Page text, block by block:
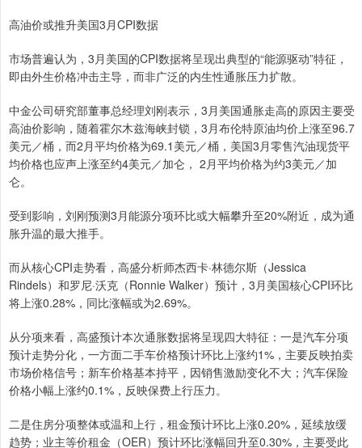
高油价或推升美国3月CPI数据
市场普遍认为，3月美国的CPI数据将呈现出典型的“能源驱动”特征，
即由外生价格冲击主导，而非广泛的内生性通胀压力扩散。
中金公司研究部董事总经理刘刚表示，3月美国通胀走高的原因主要受
高油价影响，随着霍尔木兹海峡封锁，3月布伦特原油均价上涨至96.7
美元／桶，而2月平均价格为69.1美元／桶，美国3月零售汽油现货平
均价格也应声上涨至约4美元／加仑， 2月平均价格为约3美元／加
仑。
受到影响，刘刚预测3月能源分项环比或大幅攀升至20%附近，成为通
胀升温的最大推手。
而从核心CPI走势看，高盛分析师杰西卡·林德尔斯（Jessica
Rindels）和罗尼·沃克（Ronnie Walker）预计，3月美国核心CPI环比
将上涨0.28%，同比涨幅或为2.69%。
从分项来看，高盛预计本次通胀数据将呈现四大特征：一是汽车分项
预计走势分化，一方面二手车价格预计环比上涨约1%，主要反映拍卖
市场价格信号；新车价格基本持平，因销售激励变化不大；汽车保险
价格小幅上涨约0.1%，反映保费上行压力。
二是住房分项整体或温和上行，租金预计环比上涨0.20%，延续放缓
趋势；业主等价租金（OER）预计环比涨幅回升至0.30%，主要受此